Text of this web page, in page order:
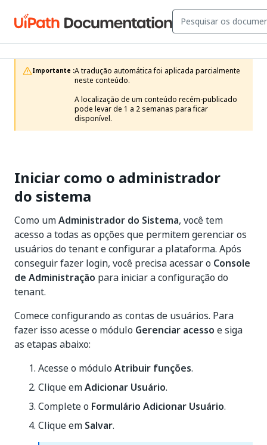
Importante :A tradução automática foi aplicada parcialmente
neste conteúdo.
A localização de um conteúdo recém-publicado
pode levar de 1 a 2 semanas para ficar
disponível.
Iniciar como o administrador
do sistema
Como umAdministrador do Sistema, você tem
acesso a todas as opções que permitem gerenciar os
usuários do tenant e configurar a plataforma. Após
conseguir fazer login, você precisa acessar o Console
de Administração para iniciar a configuração do
tenant.
Comece configurando as contas de usuários. Para
fazer isso acesse o módulo Gerenciar acesso e siga
as etapas abaixo:
Acesse o módulo Atribuir funções.
Clique emAdicionar Usuário.
Complete o Formulário Adicionar Usuário.
Clique em Salvar.